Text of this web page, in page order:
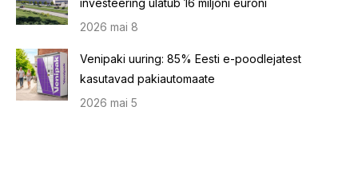
2026 mai 8
Venipaki uuring: 85% Eesti e-poodlejatest
kasutavad pakiautomaate
2026 mai 5